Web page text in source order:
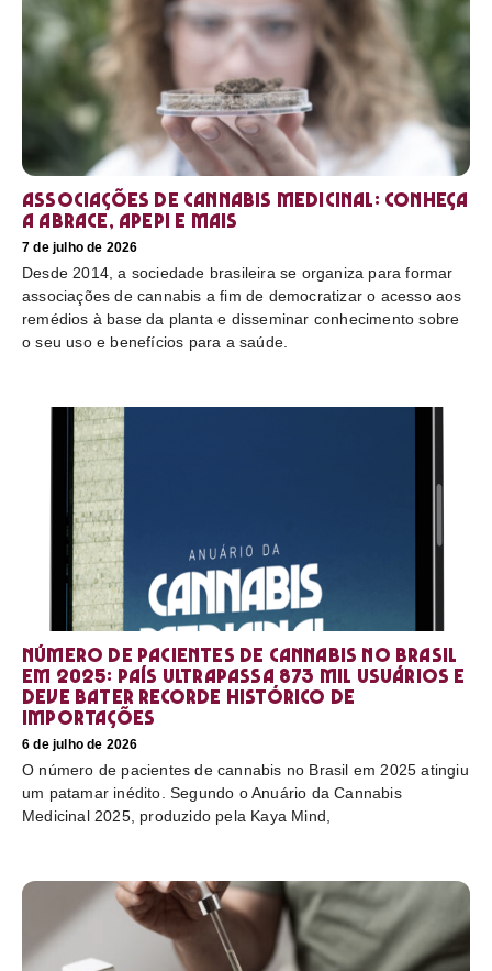
Associações de cannabis medicinal: conheça
a Abrace, Apepi e mais
7 de julho de 2026
Desde 2014, a sociedade brasileira se organiza para formar
associações de cannabis a fim de democratizar o acesso aos
remédios à base da planta e disseminar conhecimento sobre
o seu uso e benefícios para a saúde.
Número de pacientes de cannabis no Brasil
em 2025: país ultrapassa 873 mil usuários e
deve bater recorde histórico de
importações
6 de julho de 2026
O número de pacientes de cannabis no Brasil em 2025 atingiu
um patamar inédito. Segundo o Anuário da Cannabis
Medicinal 2025, produzido pela Kaya Mind,